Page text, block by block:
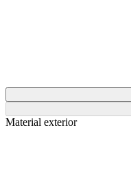
Material exterior